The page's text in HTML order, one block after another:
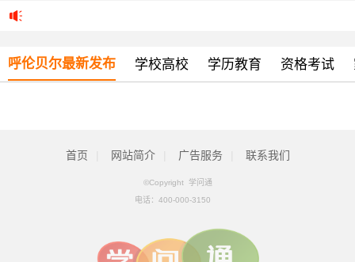
呼伦贝尔最新发布 学校高校 学历教育 资格考试
首页 网站简介 广告服务 联系我们
©Copyright 学问通
电话： 400-000-3150